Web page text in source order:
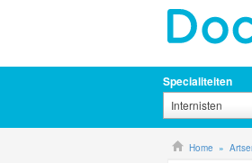
Specialiteiten
Internisten
Home